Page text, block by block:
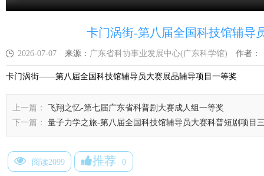
卡门涡街-第八届全国科技馆辅导
2026-07-07 来源： 广东省科协事业发展中心(广东科学馆) 作者：
卡门涡街——第八届全国科技馆辅导员大赛展品辅导项目一等奖
上一篇：
飞翔之忆-第七届广东省科普剧大赛成人组一等奖
下一篇：
量子力学之旅-第八届全国科技馆辅导员大赛科普短剧项目
阅读2099 推荐 0